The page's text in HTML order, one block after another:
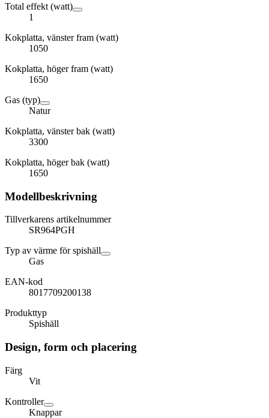
Total effekt (watt)
1
Kokplatta, vänster fram (watt)
1050
Kokplatta, höger fram (watt)
1650
Gas (typ)
Natur
Kokplatta, vänster bak (watt)
3300
Kokplatta, höger bak (watt)
1650
Modellbeskrivning
Tillverkarens artikelnummer
SR964PGH
Typ av värme för spishäll
Gas
EAN-kod
8017709200138
Produkttyp
Spishäll
Design, form och placering
Färg
Vit
Kontroller
Knappar